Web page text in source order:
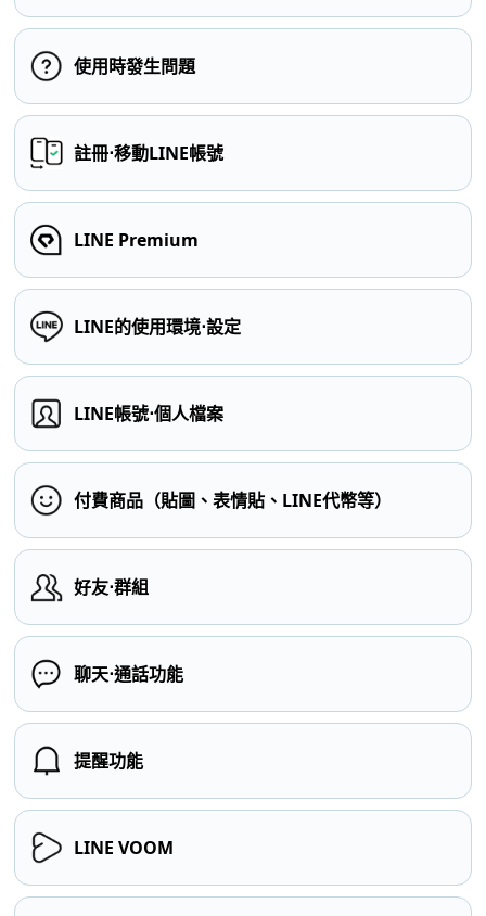
使用時發生問題
註冊⋅移動LINE帳號
LINE Premium
LINE的使用環境⋅設定
LINE帳號⋅個人檔案
付費商品（貼圖、表情貼、LINE代幣等）
好友⋅群組
聊天⋅通話功能
提醒功能
LINE VOOM